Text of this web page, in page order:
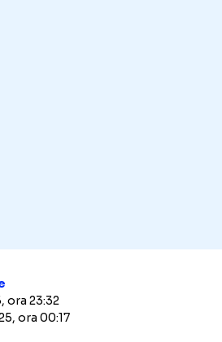
ora 23:32
ora 00:17